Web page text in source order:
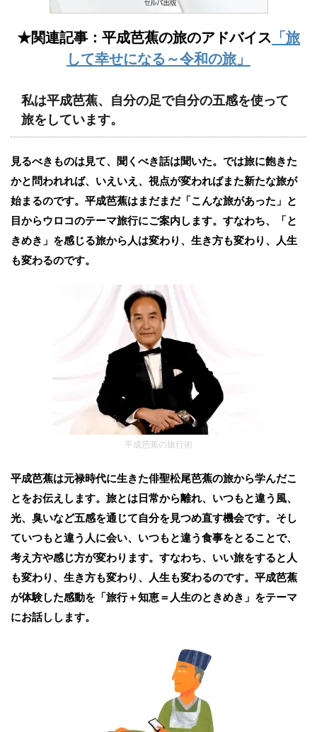
★関連記事：平成芭蕉の旅のアドバイス 「旅
して幸せになる～令和の旅」
私は平成芭蕉、自分の足で自分の五感を使って
旅をしています。
見るべきものは見て、聞くべき話は聞いた。では旅に飽きた
かと問われれば、いえいえ、視点が変わればまた新たな旅が
始まるのです。平成芭蕉はまだまだ「こんな旅があった」と
目からウロコのテーマ旅行にご案内します。すなわち、「と
きめき」を感じる旅から人は変わり、生き方も変わり、人生
も変わるのです。
平成芭蕉の旅行術
平成芭蕉は元禄時代に生きた俳聖松尾芭蕉の旅から学んだこ
とをお伝えします。旅とは日常から離れ、いつもと違う風、
光、臭いなど五感を通じて自分を見つめ直す機会です。そし
ていつもと違う人に会い、いつもと違う食事をとることで、
考え方や感じ方が変わります。すなわち、いい旅をすると人
も変わり、生き方も変わり、人生も変わるのです。平成芭蕉
が体験した感動を「旅行＋知恵＝人生のときめき」をテーマ
にお話しします。